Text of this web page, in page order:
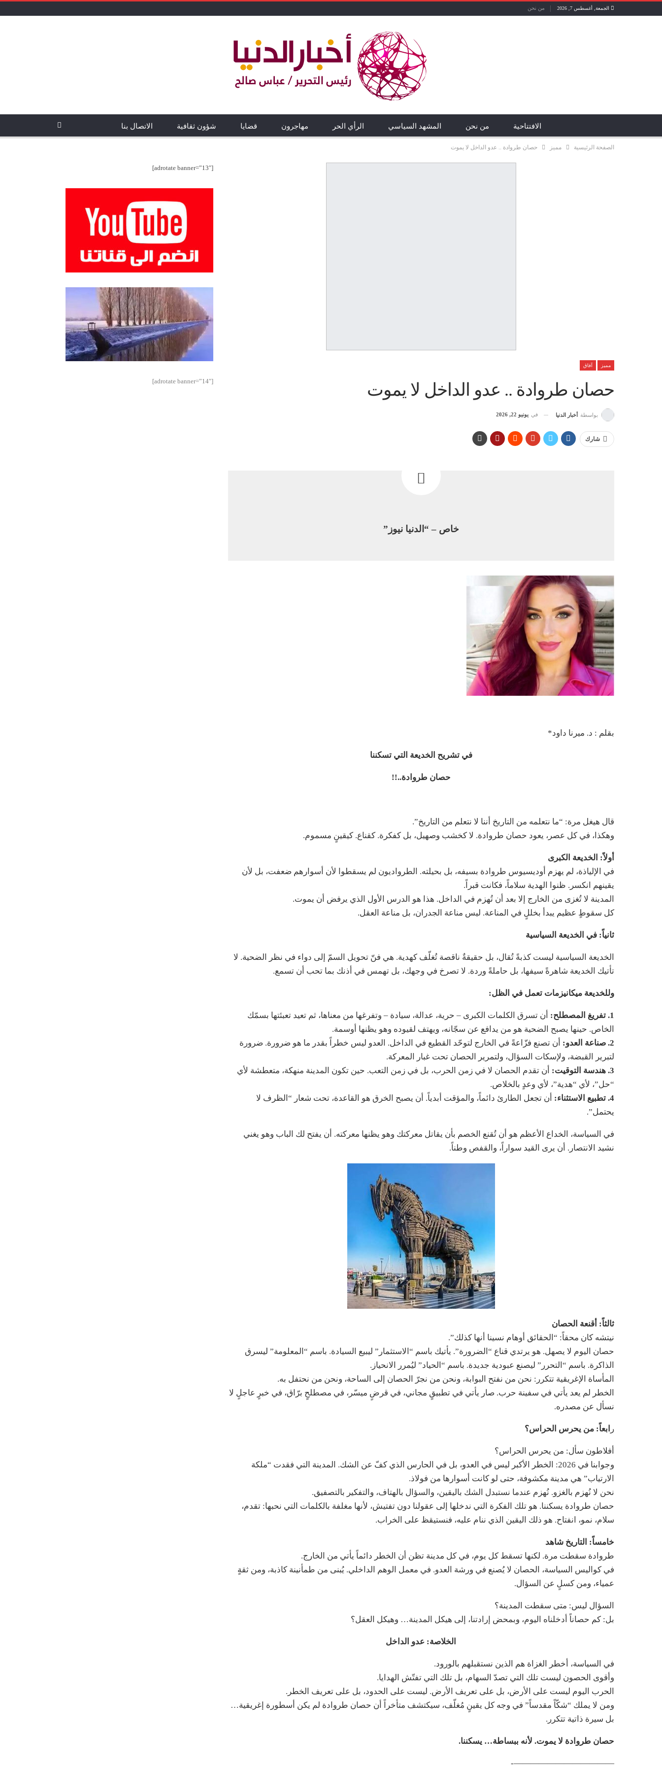
الجمعة, أغسطس 7, 2026 من نحن
الافتتاحية من نحن المشهد السياسي الرأي الحر مهاجرون قضايا شؤون ثقافية الاتصال بنا
الصفحة الرئيسية مميز حصان طروادة .. عدو الداخل لا يموت
مميز آفاق
حصان طروادة .. عدو الداخل لا يموت
بواسطة أخبار الدنيا في يونيو 22, 2026
شارك
خاص – “الدنيا نيوز”
بقلم : د. ميرنا داود*
في تشريح الخديعة التي تسكننا
حصان طروادة..!!
قال هيغل مرة: “ما نتعلمه من التاريخ أننا لا نتعلم من التاريخ”.
وهكذا، في كل عصر، يعود حصان طروادة. لا كخشب وصهيل، بل كفكرة. كقناع. كيقينٍ مسموم.
أولاً: الخديعة الكبرى
في الإلياذة، لم يهزم أوديسيوس طروادة بسيفه، بل بحيلته. الطرواديون لم يسقطوا لأن أسوارهم ضعفت، بل لأن
يقينهم انكسر. ظنوا الهدية سلاماً، فكانت قبراً.
المدينة لا تُغزى من الخارج إلا بعد أن تُهزم في الداخل. هذا هو الدرس الأول الذي يرفض أن يموت.
كل سقوطٍ عظيم يبدأ بخللٍ في المناعة. ليس مناعة الجدران، بل مناعة العقل.
ثانياً: في الخديعة السياسية
الخديعة السياسية ليست كذبةً تُقال، بل حقيقةٌ ناقصة تُغلّف كهدية. هي فنّ تحويل السمّ إلى دواء في نظر الضحية. لا
تأتيك الخديعة شاهرةً سيفها، بل حاملةً وردة. لا تصرخ في وجهك، بل تهمس في أذنك بما تحب أن تسمع.
وللخديعة ميكانيزمات تعمل في الظل:
1. تفريغ المصطلح:
أن تسرق الكلمات الكبرى – حرية، عدالة، سيادة – وتفرغها من معناها، ثم تعيد تعبئتها بسمّك
الخاص. حينها يصبح الضحية هو من يدافع عن سجّانه، ويهتف لقيوده وهو يظنها أوسمة.
2. صناعة العدو:
أن تصنع فزّاعةً في الخارج لتوحّد القطيع في الداخل. العدو ليس خطراً بقدر ما هو ضرورة. ضرورة
لتبرير القبضة، ولإسكات السؤال، ولتمرير الحصان تحت غبار المعركة.
3. هندسة التوقيت:
أن تقدم الحصان لا في زمن الحرب، بل في زمن التعب. حين تكون المدينة منهكة، متعطشة لأي
“حل”، لأي “هدية”، لأي وعدٍ بالخلاص.
4. تطبيع الاستثناء:
أن تجعل الطارئ دائماً، والمؤقت أبدياً. أن يصبح الخرق هو القاعدة، تحت شعار “الظرف لا
يحتمل”.
في السياسة، الخداع الأعظم هو أن تُقنع الخصم بأن يقاتل معركتك وهو يظنها معركته. أن يفتح لك الباب وهو يغني
نشيد الانتصار. أن يرى القيد سواراً، والقفص وطناً.
ثالثاً: أقنعة الحصان
نيتشه كان محقاً: “الحقائق أوهام نسينا أنها كذلك”.
حصان اليوم لا يصهل. هو يرتدي قناع “الضرورة”. يأتيك باسم “الاستثمار” ليبيع السيادة. باسم “المعلومة” ليسرق
الذاكرة. باسم “التحرر” ليصنع عبودية جديدة. باسم “الحياد” ليُمرر الانحياز.
المأساة الإغريقية تتكرر: نحن من نفتح البوابة، ونحن من نجرّ الحصان إلى الساحة، ونحن من نحتفل به.
الخطر لم يعد يأتي في سفينة حرب. صار يأتي في تطبيقٍ مجاني، في قرضٍ ميسّر، في مصطلحٍ برّاق، في خبرٍ عاجلٍ لا
نسأل عن مصدره.
ر ابعاً: من يحرس الحراس؟
أفلاطون سأل: من يحرس الحراس؟
وجوابنا في 2026: الخطر الأكبر ليس في العدو، بل في الحارس الذي كفّ عن الشك. المدينة التي فقدت “ملكة
الارتياب” هي مدينة مكشوفة، حتى لو كانت أسوارها من فولاذ.
نحن لا نُهزم بالغزو. نُهزم عندما نستبدل الشك باليقين، والسؤال بالهتاف، والتفكير بالتصفيق.
حصان طروادة يسكننا. هو تلك الفكرة التي ندخلها إلى عقولنا دون تفتيش، لأنها مغلفة بالكلمات التي نحبها: تقدم،
سلام، نمو، انفتاح. هو ذلك اليقين الذي ننام عليه، فنستيقظ على الخراب.
خامساً: التاريخ شاهد
طروادة سقطت مرة. لكنها تسقط كل يوم، في كل مدينة تظن أن الخطر دائماً يأتي من الخارج.
في كواليس السياسة، الحصان لا يُصنع في ورشة العدو. في معمل الوهم الداخلي. يُبنى من طمأنينة كاذبة، ومن ثقةٍ
عمياء، ومن كسلٍ عن السؤال.
السؤال ليس: متى سقطت المدينة؟
بل: كم حصاناً أدخلناه اليوم، وبمحض إرادتنا، إلى هيكل المدينة… وهيكل العقل؟
الخلاصة: عدو الداخل
في السياسة، أخطر الغزاة هم الذين نستقبلهم بالورود.
وأقوى الحصون ليست تلك التي تصدّ السهام، بل تلك التي تفتّش الهدايا.
الحرب اليوم ليست على الأرض، بل على تعريف الأرض. ليست على الحدود، بل على تعريف الخطر.
ومن لا يملك “شكّاً مقدساً” في وجه كل يقينٍ مُغلّف، سيكتشف متأخراً أن حصان طروادة لم يكن أسطورة إغريقية…
بل سيرة ذاتية تتكرر.
حصان طروادة لا يموت. لأنه ببساطة… يسكننا.
————————————-
[adrotate banner=”13″]
[adrotate banner=”14″]